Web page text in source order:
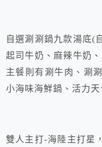
自選涮涮鍋九款湯底(
起司牛奶、麻辣牛奶
主餐則有涮牛肉、涮
小海味海鮮鍋、活力
雙人主打-海陸主打星